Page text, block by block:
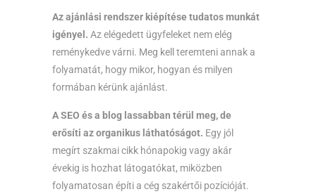
Az ajánlási rendszer kiépítése tudatos munkát
igényel. Az elégedett ügyfeleket nem elég
reménykedve várni. Meg kell teremteni annak a
folyamatát, hogy mikor, hogyan és milyen
formában kérünk ajánlást.
A SEO és a blog lassabban térül meg, de
erősíti az organikus láthatóságot. Egy jól
megírt szakmai cikk hónapokig vagy akár
évekig is hozhat látogatókat, miközben
folyamatosan építi a cég szakértői pozícióját.